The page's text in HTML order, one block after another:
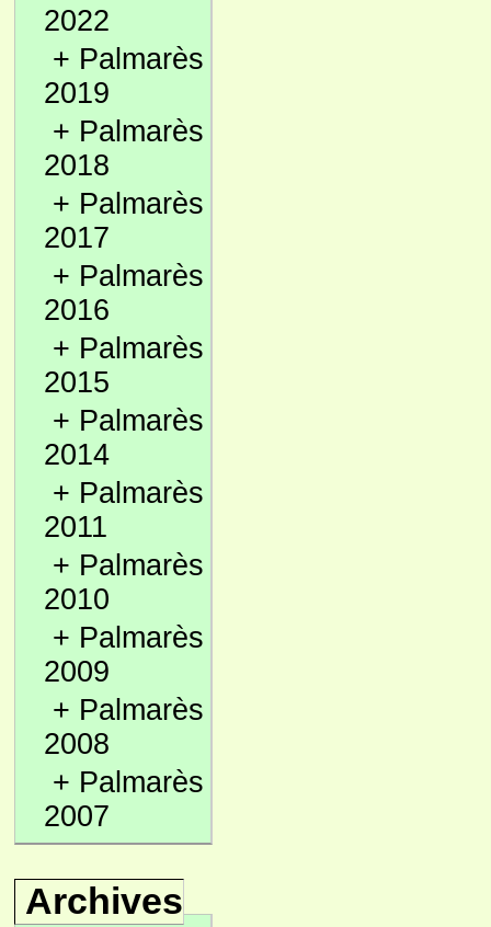
2022
+ Palmarès
2019
+ Palmarès
2018
+ Palmarès
2017
+ Palmarès
2016
+ Palmarès
2015
+ Palmarès
2014
+ Palmarès
2011
+ Palmarès
2010
+ Palmarès
2009
+ Palmarès
2008
+ Palmarès
2007
Archives